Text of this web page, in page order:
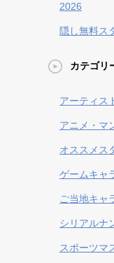
2026
隠し無料ス
カテゴリ
アーティス
アニメ・マ
オススメス
ゲームキャ
ご当地キャ
シリアルナ
スポーツマ